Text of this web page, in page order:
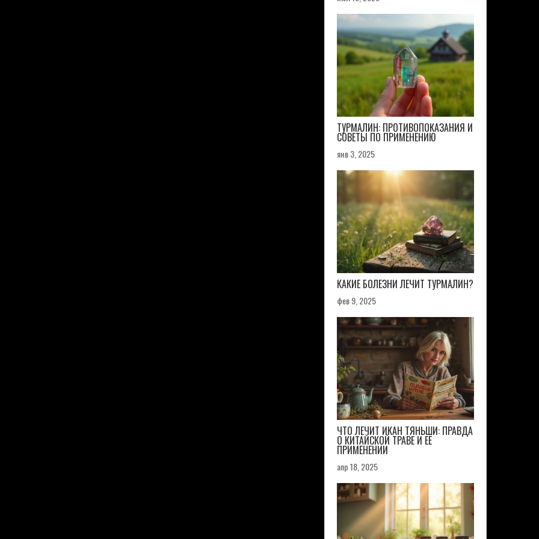
ТУРМАЛИН: ПРОТИВОПОКАЗАНИЯ И
СОВЕТЫ ПО ПРИМЕНЕНИЮ
янв 3, 2025
КАКИЕ БОЛЕЗНИ ЛЕЧИТ ТУРМАЛИН?
фев 9, 2025
ЧТО ЛЕЧИТ ИКАН ТЯНЬШИ: ПРАВДА
О КИТАЙСКОЙ ТРАВЕ И ЕЁ
ПРИМЕНЕНИИ
апр 18, 2025